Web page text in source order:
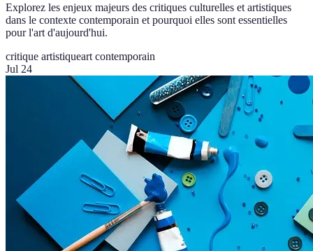
Explorez les enjeux majeurs des critiques culturelles et artistiques
dans le contexte contemporain et pourquoi elles sont essentielles
pour l'art d'aujourd'hui.
critique artistiqueart contemporain
Jul 24